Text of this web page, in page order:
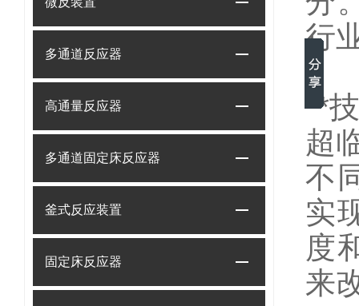
多通道反应器
高通量反应器
多通道固定床反应器
釜式反应装置
固定床反应器
行
**
超
不
实
度
来